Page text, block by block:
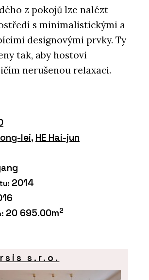
z pokojů lze nalézt
s minimalistickými a
designovými prvky. Ty
tak, aby hostovi
nerušenou relaxaci.
lei, HE Hai-jun
2014
20 695.00m2
s.r.o.